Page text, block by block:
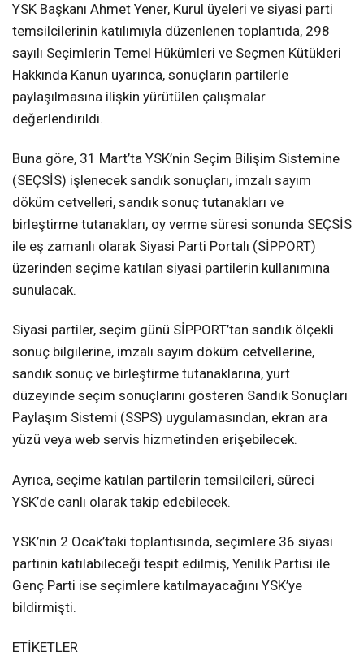
YSK Başkanı Ahmet Yener, Kurul üyeleri ve siyasi parti
temsilcilerinin katılımıyla düzenlenen toplantıda, 298
sayılı Seçimlerin Temel Hükümleri ve Seçmen Kütükleri
Hakkında Kanun uyarınca, sonuçların partilerle
paylaşılmasına ilişkin yürütülen çalışmalar
değerlendirildi.
Buna göre, 31 Mart’ta YSK’nin Seçim Bilişim Sistemine
(SEÇSİS) işlenecek sandık sonuçları, imzalı sayım
döküm cetvelleri, sandık sonuç tutanakları ve
birleştirme tutanakları, oy verme süresi sonunda SEÇSİS
ile eş zamanlı olarak Siyasi Parti Portalı (SİPPORT)
üzerinden seçime katılan siyasi partilerin kullanımına
sunulacak.
Siyasi partiler, seçim günü SİPPORT’tan sandık ölçekli
sonuç bilgilerine, imzalı sayım döküm cetvellerine,
sandık sonuç ve birleştirme tutanaklarına, yurt
düzeyinde seçim sonuçlarını gösteren Sandık Sonuçları
Paylaşım Sistemi (SSPS) uygulamasından, ekran ara
yüzü veya web servis hizmetinden erişebilecek.
Ayrıca, seçime katılan partilerin temsilcileri, süreci
YSK’de canlı olarak takip edebilecek.
YSK’nin 2 Ocak’taki toplantısında, seçimlere 36 siyasi
partinin katılabileceği tespit edilmiş, Yenilik Partisi ile
Genç Parti ise seçimlere katılmayacağını YSK’ye
bildirmişti.
ETİKETLER